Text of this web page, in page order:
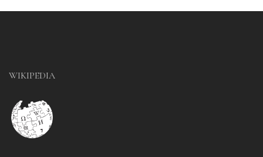
WIKIPEDIA